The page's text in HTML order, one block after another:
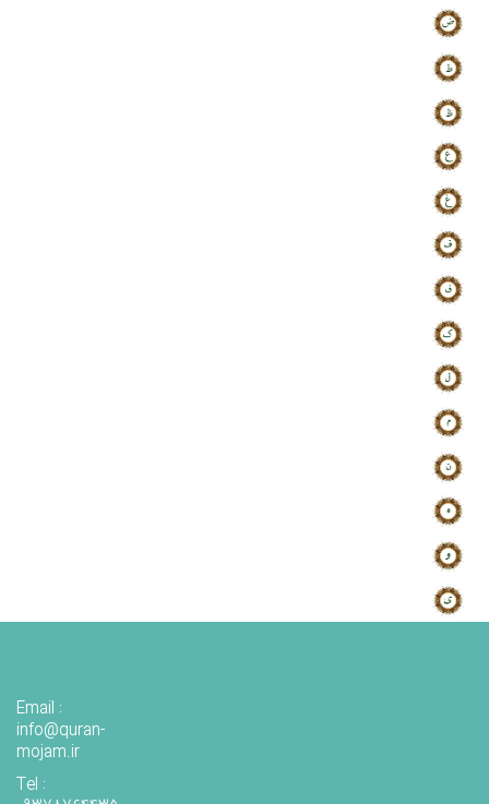
Email :
info@quran-
mojam.ir
Tel :